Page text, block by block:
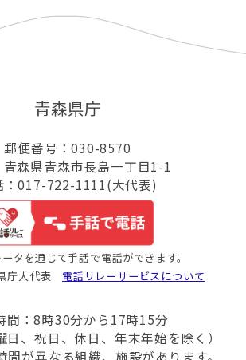
青森県庁
郵便番号：030-8570
森県青森市長島一丁目1-1
：017-722-1111(大代表)
タを通じて手話で電話ができます。
庁大代表 電話リレーサービスについて
間：8時30分から17時15分
日、祝日、休日、年末年始を除く）